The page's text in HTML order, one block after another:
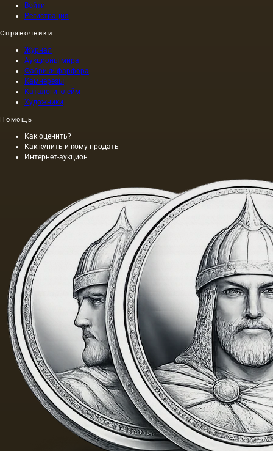
Войти
Регистрация
Справочники
Журнал
Аукционы мира
Фабрики фарфора
Камнерезы
Каталоги клейм
Художники
Помощь
Как оценить?
Как купить и кому продать
Интернет-аукцион